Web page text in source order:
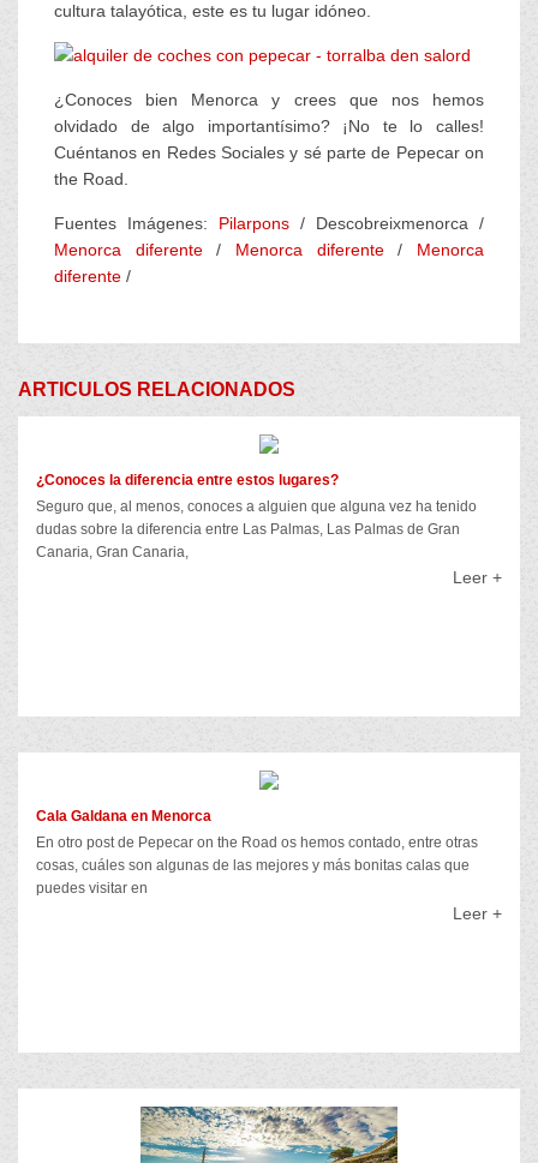
cultura talayótica, este es tu lugar idóneo.
¿Conoces bien Menorca y crees que nos hemos
olvidado de algo importantísimo? ¡No te lo calles!
Cuéntanos en Redes Sociales y sé parte de Pepecar on
the Road.
Fuentes Imágenes: Pilarpons / Descobreixmenorca /
Menorca diferente/ Menorca diferente/ Menorca
diferente /
ARTICULOS RELACIONADOS
¿Conoces la diferencia entre estos lugares?
Seguro que, al menos, conoces a alguien que alguna vez ha tenido
dudas sobre la diferencia entre Las Palmas, Las Palmas de Gran
Canaria, Gran Canaria,
Leer +
Cala Galdana en Menorca
En otro post de Pepecar on the Road os hemos contado, entre otras
cosas, cuáles son algunas de las mejores y más bonitas calas que
puedes visitar en
Leer +